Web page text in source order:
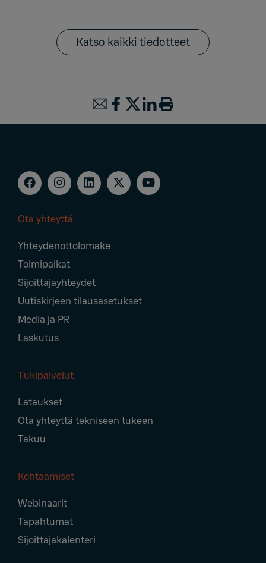
Katso kaikki tiedotteet
Navigation
Ota yhteyttä
Yhteydenottolomake
Toimipaikat
Sijoittajayhteydet
Uutiskirjeen tilausasetukset
Media ja PR
Laskutus
Tukipalvelut
Lataukset
Ota yhteyttä tekniseen tukeen
Takuu
Kohtaamiset
Webinaarit
Tapahtumat
Sijoittajakalenteri